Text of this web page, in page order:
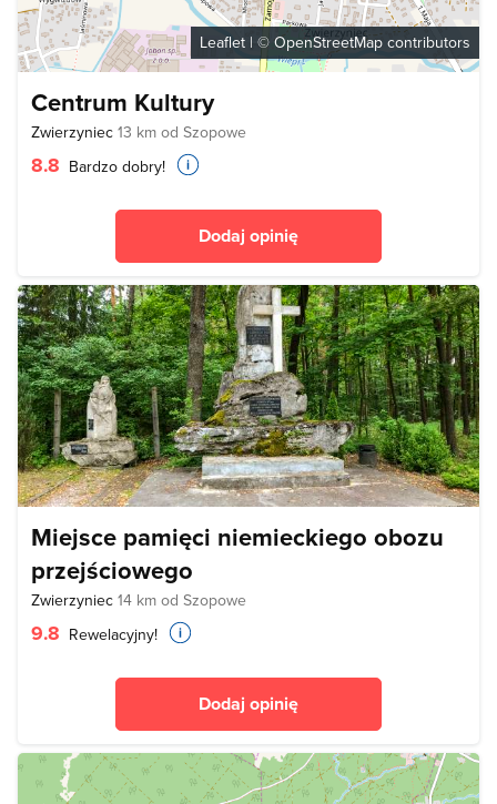
Leaflet | © OpenStreetMap contributors
Centrum Kultury
Zwierzyniec 13 km od Szopowe
8.8 Bardzo dobry!
Dodaj opinię
Miejsce pamięci niemieckiego obozu
przejściowego
Zwierzyniec 14 km od Szopowe
9.8 Rewelacyjny!
Dodaj opinię